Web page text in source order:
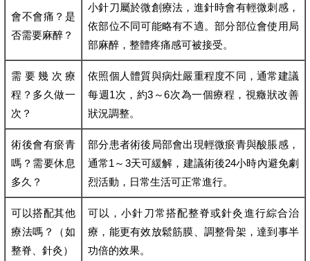
會不會痛？是
否需要麻醉？
小針刀屬於微創療法，進針時會有輕微刺感，
依部位不同可能略有不適。部分部位會使用局
部麻醉，整體疼痛感可被接受。
需要幾次療
程？多久做一
次？
依照個人體質與病灶嚴重程度不同，通常建議
每週1次，約3～6次為一個療程，視癥狀改善
狀況調整。
術後會有瘀青
嗎？需要休息
多久？
部分患者術後局部會出現輕微瘀青與酸脹感，
通常1～3天可緩解，建議術後24小時內避免劇
烈活動，日常生活可正常進行。
可以搭配其他
療法嗎？（如
整脊、針灸）
可以，小針刀常搭配整脊或針灸進行綜合治
療，能更有效放鬆筋膜、調整骨架，達到事半
功倍的效果。